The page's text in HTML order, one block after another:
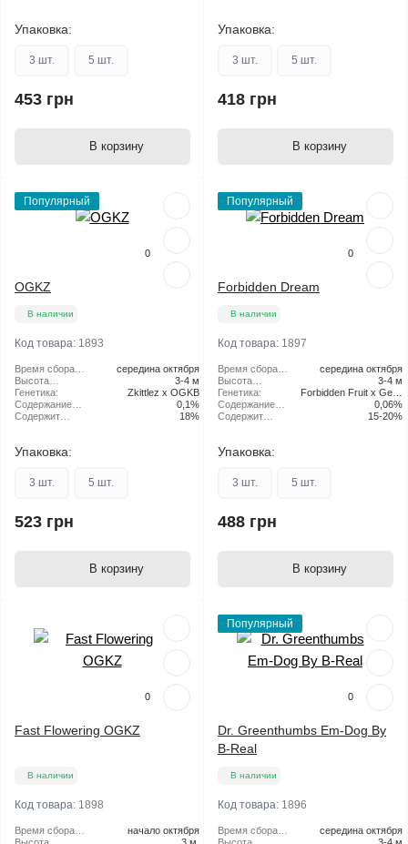
Упаковка:
3 шт. 5 шт.
453 грн
В корзину
Упаковка:
3 шт. 5 шт.
418 грн
В корзину
Популярный
0
OGKZ
В наличии
Код товара: 1893
Время сбора
урожая в
открытом
грунте:
середина октября
Высота
растения:
3-4 м
Генетика:
Zkittlez x OGKB
Содержание
CBD:
0,1%
Содержит
18%
Упаковка:
3 шт. 5 шт.
523 грн
В корзину
Популярный
0
Forbidden Dream
В наличии
Код товара: 1897
Время сбора
урожая в
открытом
грунте:
середина октября
Высота
растения:
3-4 м
Генетика:
Forbidden Fruit x Geist
OG
Содержание
CBD:
0,06%
Содержит
15-20%
Упаковка:
3 шт. 5 шт.
488 грн
В корзину
0
Fast Flowering OGKZ
В наличии
Код товара: 1898
Время сбора
начало октября
Популярный
0
Dr. Greenthumbs Em-Dog By
B-Real
В наличии
Код товара: 1896
Время сбора
середина октября